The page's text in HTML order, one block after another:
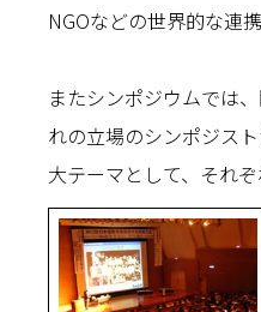
NGOなどの世界的な連
またシンポジウムでは
れの立場のシンポジス
大テーマとして、それぞ